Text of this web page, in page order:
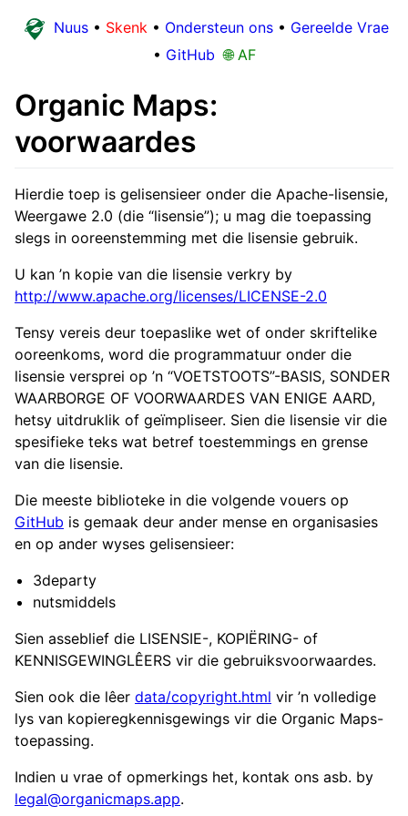
Nuus • Skenk • Ondersteun ons • Gereelde Vrae
• GitHub 🌐 AF
Organic Maps:
voorwaardes
Hierdie toep is gelisensieer onder die Apache-lisensie,
Weergawe 2.0 (die “lisensie”); u mag die toepassing
slegs in ooreenstemming met die lisensie gebruik.
U kan ’n kopie van die lisensie verkry by
http://www.apache.org/licenses/LICENSE-2.0
Tensy vereis deur toepaslike wet of onder skriftelike
ooreenkoms, word die programmatuur onder die
lisensie versprei op ’n “VOETSTOOTS”-BASIS, SONDER
WAARBORGE OF VOORWAARDES VAN ENIGE AARD,
hetsy uitdruklik of geïmpliseer. Sien die lisensie vir die
spesifieke teks wat betref toestemmings en grense
van die lisensie.
Die meeste biblioteke in die volgende vouers op
GitHub is gemaak deur ander mense en organisasies
en op ander wyses gelisensieer:
3departy
nutsmiddels
Sien asseblief die LISENSIE-, KOPIËRING- of
KENNISGEWINGLÊERS vir die gebruiksvoorwaardes.
Sien ook die lêer data/copyright.html vir ’n volledige
lys van kopieregkennisgewings vir die Organic Maps-
toepassing.
Indien u vrae of opmerkings het, kontak ons asb. by
legal@organicmaps.app.